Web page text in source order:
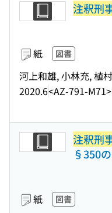
注釈刑
紙 図書
河上和雄, 小林充, 植
2020.6<AZ-791-M71>
注釈刑
§350
紙 図書